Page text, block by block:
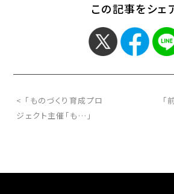
この記事をシェ
< 「ものづくり育成プロ
ジェクト主催「も…」
「